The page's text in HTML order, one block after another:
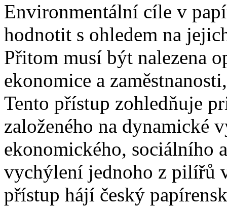
Environmentální cíle v
hodnotit s ohledem na
Přitom musí být nalezena
ekonomice a
Tento přístup zohledňuje
založeného na dynamické
ekonomického, sociálního
vychýlení jednoho z pilířů
přístup hájí český